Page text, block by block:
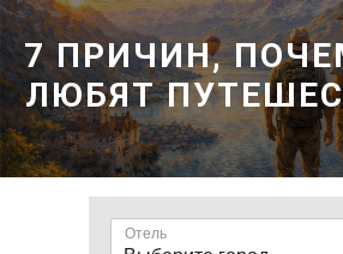
7 ПРИЧИН,
ЛЮБЯТ